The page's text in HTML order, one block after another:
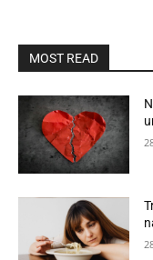
MOST READ